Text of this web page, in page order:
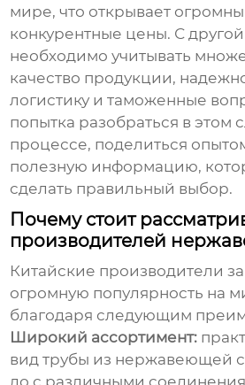
мире, что открывает
конкурентные цены. С
необходимо учитывать
качество продукции,
логистику и таможенные
попытка разобраться в этом
процессе, поделиться
полезную информацию,
сделать правильный выбор.
Почему стоит
производителей
Китайские производители
огромную популярность на
благодаря следующим
Широкий ассортимент:
видтрубы из нержавеющей